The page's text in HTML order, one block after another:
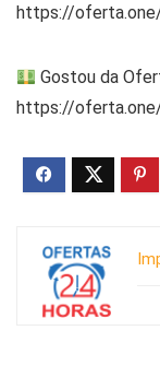
https://
Gostou da
https://